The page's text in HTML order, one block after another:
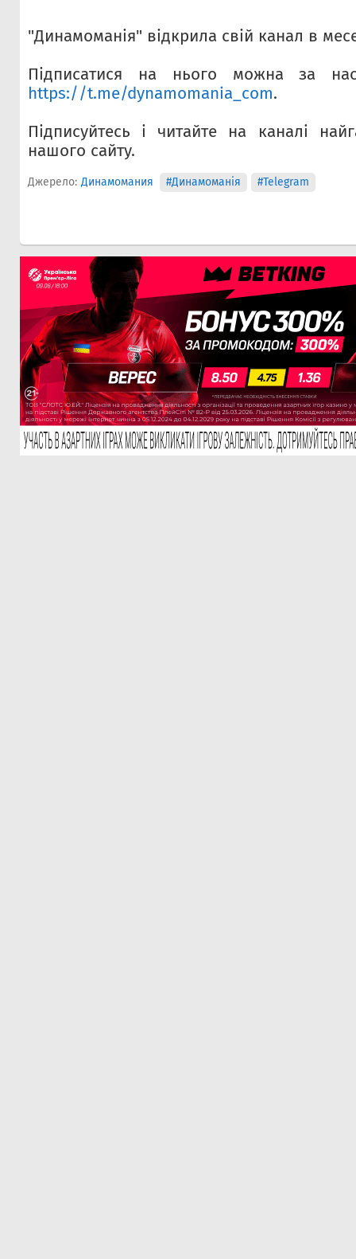
"Динамоманія" відкрила свій канал в
Підписатися на нього можна за
https://t.me/dynamomania_com.
Підписуйтесь і читайте на каналі
нашого сайту.
Джерело: Динамомания #Динамоманія #Telegram